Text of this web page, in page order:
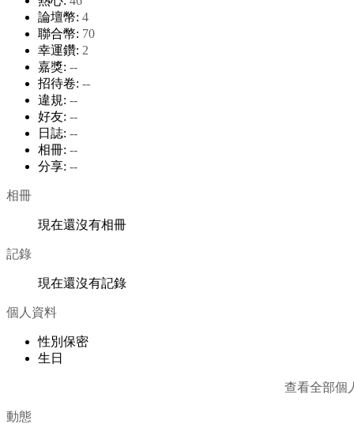
論壇幣: 4
聯合幣: 70
幸運鑽: 2
嘉獎: --
招待卷: --
違規: --
好友: --
日誌: --
相冊: --
分享: --
相冊
現在還沒有相冊
記錄
現在還沒有記錄
個人資料
性別 保密
生日
查看全部個
動態